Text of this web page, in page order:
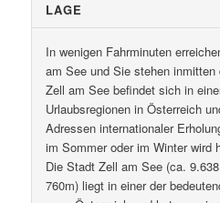
LAGE
In wenigen Fahrminuten
am See und Sie stehen
Zell am See befindet sich in
Urlaubsregionen in Österreich
Adressen internationaler
im Sommer oder im Winter wird
Die Stadt Zell am See (ca.
760m) liegt in einer der